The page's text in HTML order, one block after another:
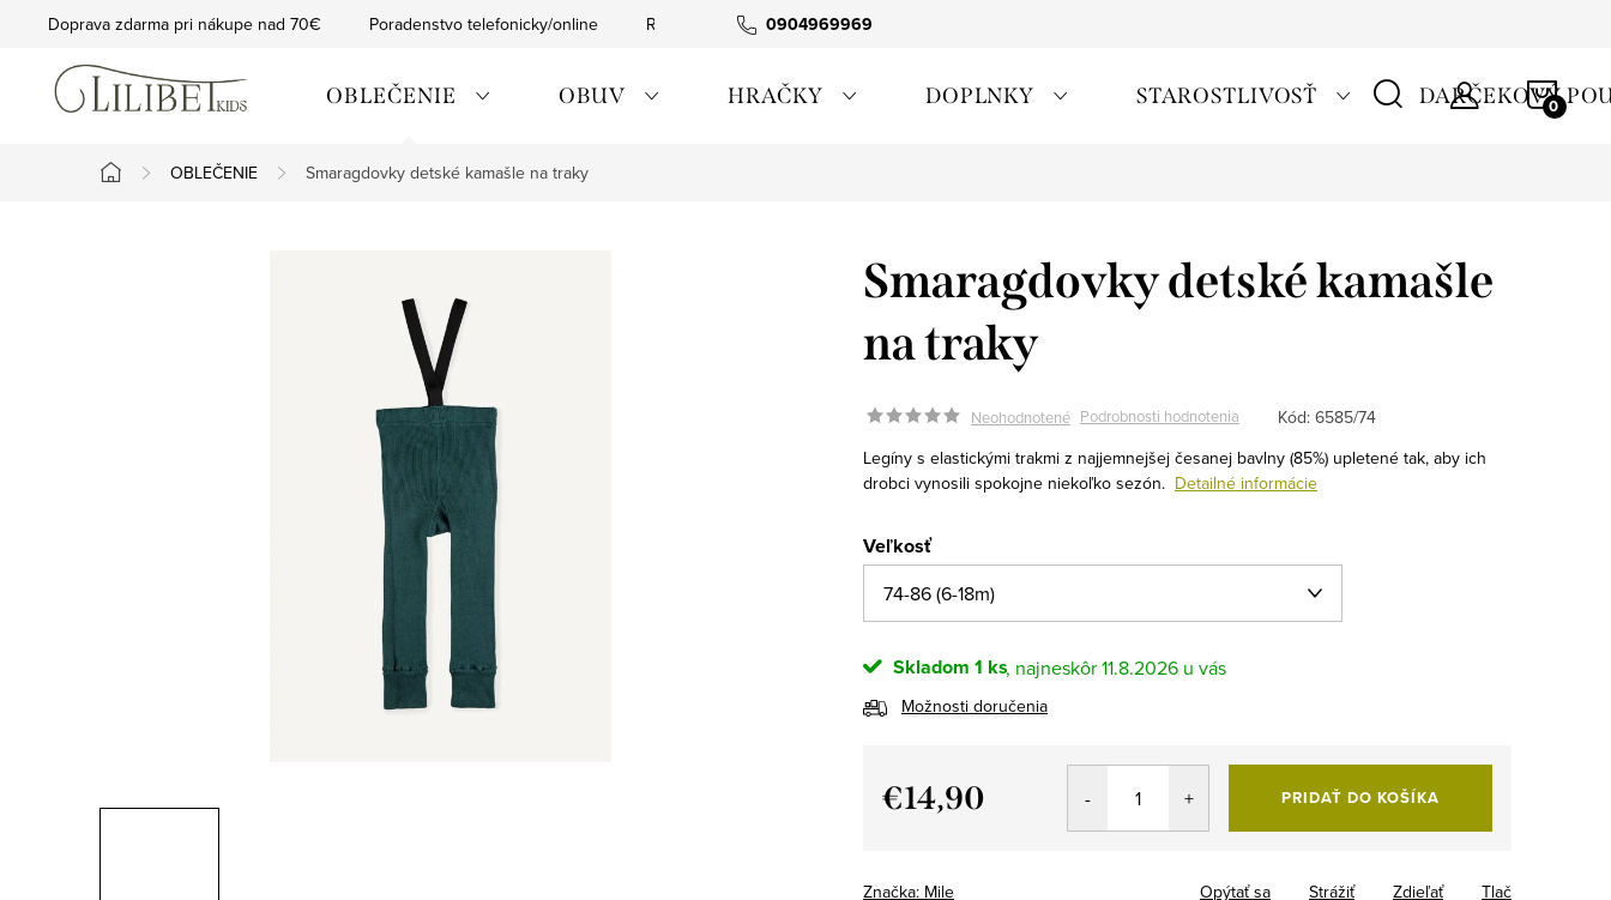
0904969969
Doprava zdarma pri nákupe nad 70€ Poradenstvo telefonicky/online Rýchla expedícia Tovar skladom
OBLEČENIE OBUV HRAČKY DOPLNKY STAROSTLIVOSŤ DARČEKOVÝ
Domov
OBLEČENIE Smaragdovky detské kamašle na traky
Smaragdovky detské kamašle
na traky
Neohodnotené Podrobnosti hodnotenia Kód: 6585/74
Legíny s elastickými trakmi z najjemnejšej česanej bavlny (85%) upletené tak, aby ich
drobci vynosili spokojne niekoľko sezón. Detailné informácie
Veľkosť
Skladom 1 ks 11.8.2026
Možnosti doručenia
€14,90 PRIDAŤ DO KOŠÍKA
Značka: Mile Tlač
Opýtať sa Strážiť Zdieľať